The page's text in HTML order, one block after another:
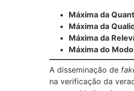
Máxima da
Máxima da
Máxima da
Máxima do
A disseminação de
na verificação da